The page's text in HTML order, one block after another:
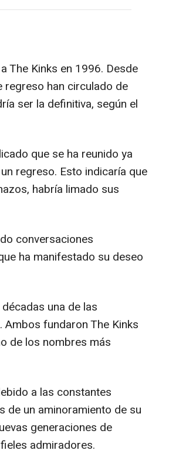
The Kinks en 1996. Desde
regreso han circulado de
ser la definitiva, según el
que se ha reunido ya
regreso. Esto indicaría que
habría limado sus
conversaciones
ha manifestado su deseo
una de las
fundaron The Kinks
de los nombres más
a las constantes
de un aminoramiento de su
generaciones de
admiradores.